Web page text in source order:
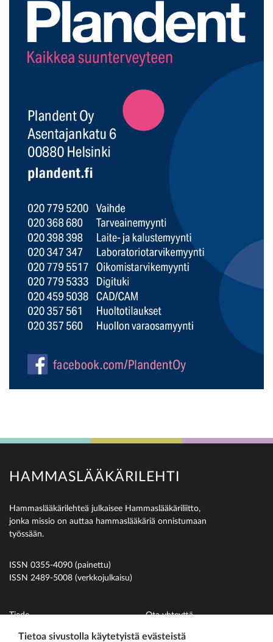
HAMMASLÄÄKÄRILEHTI
Hammaslääkärilehteä julkaisee Hammaslääkäriliitto,
jonka missio on auttaa hammaslääkäriä onnistumaan
työssään.
ISSN 0355-4090 (painettu)
ISSN 2489-5008 (verkkojulkaisu)
Tiede
Uutiset
Ota yhteyttä
Suomen Hammaslääkäriliitto
Tietoa sivustolla käytetyistä evästeistä